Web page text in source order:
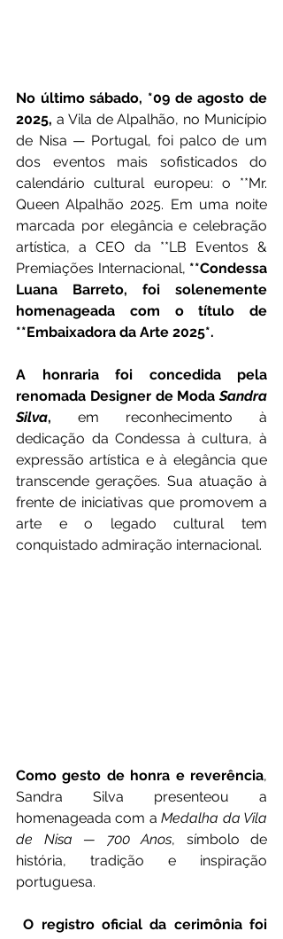
No último sábado, *09 de agosto de
2025, a Vila de Alpalhão, no Município
de Nisa — Portugal, foi palco de um
dos eventos mais sofisticados do
calendário cultural europeu: o **Mr.
Queen Alpalhão 2025. Em uma noite
marcada por elegância e celebração
artística, a CEO da **LB Eventos &
Premiações Internacional, **Condessa
Luana Barreto, foi solenemente
homenageada com o título de
**Embaixadora da Arte 2025*.
A honraria foi concedida pela
renomada Designer de Moda Sandra
Silva, em reconhecimento à
dedicação da Condessa à cultura, à
expressão artística e à elegância que
transcende gerações. Sua atuação à
frente de iniciativas que promovem a
arte e o legado cultural tem
conquistado admiração internacional.
Como gesto de honra e reverência,
Sandra Silva presenteou a
homenageada com a Medalha da Vila
de Nisa — 700 Anos, símbolo de
história, tradição e inspiração
portuguesa.
O registro oficial da cerimônia foi